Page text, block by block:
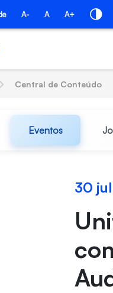
A- A A+
Central de Conteúdo
Eventos
30